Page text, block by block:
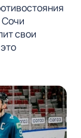
свои